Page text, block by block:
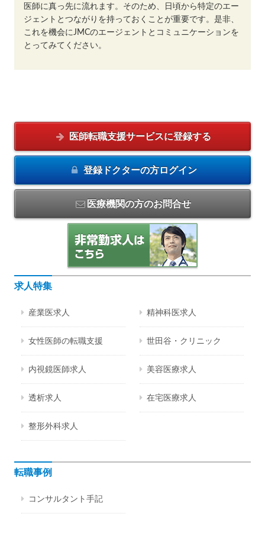
医師に真っ先に流れます。そのため、日頃から特定のエー
ジェントとつながりを持っておくことが重要です。是非、
これを機会にJMCのエージェントとコミュニケーションを
とってみてください。
医師転職支援サービスに登録する
登録ドクターの方ログイン
医療機関の方のお問合せ
求人特集
産業医求人 精神科医求人
女性医師の転職支援 世田谷・クリニック
内視鏡医師求人 美容医療求人
透析求人 在宅医療求人
整形外科求人
転職事例
コンサルタント手記